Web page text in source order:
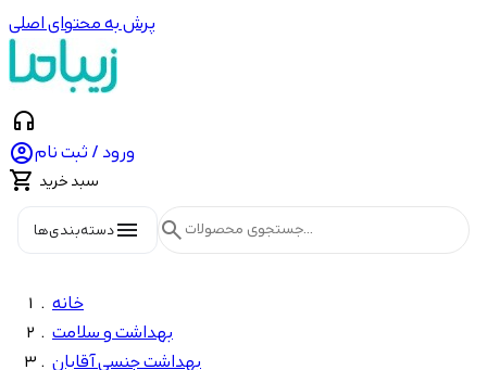
پرش به محتوای اصلی
headphones
ورود / ثبت نام
 سبد خرید
menuدسته‌بندی‌ها search
خانه
بهداشت و سلامت
بهداشت جنسی آقایان